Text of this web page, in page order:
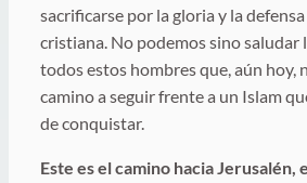
sacrificarse por la gloria y la
cristiana. No podemos sino saludar
todos estos hombres que, aún hoy,
camino a seguir frente a un Islam
de conquistar.
Este es el camino hacia Jerusalén,